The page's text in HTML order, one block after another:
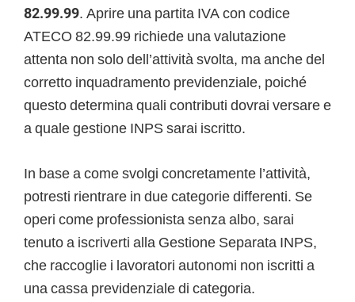
82.99.99. Aprire una partita IVA con codice
ATECO 82.99.99 richiede una valutazione
attenta non solo dell’attività svolta, ma anche del
corretto inquadramento previdenziale, poiché
questo determina quali contributi dovrai versare e
a quale gestione INPS sarai iscritto.
In base a come svolgi concretamente l’attività,
potresti rientrare in due categorie differenti. Se
operi come professionista senza albo, sarai
tenuto a iscriverti alla Gestione Separata INPS,
che raccoglie i lavoratori autonomi non iscritti a
una cassa previdenziale di categoria.